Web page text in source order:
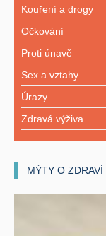
Kouření a drogy
Očkování
Proti únavě
Sex a vztahy
Úrazy
Zdravá výživa
MÝTY O ZDRAVÍ